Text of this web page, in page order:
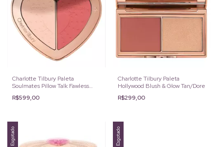
Charlotte Tilbury Paleta
Soulmates Pillow Talk Fawless
R$599,00
Charlotte Tilbury Paleta
Hollywood Blush & Glow Tan/Dore
R$299,00
Esgotado Esgotado